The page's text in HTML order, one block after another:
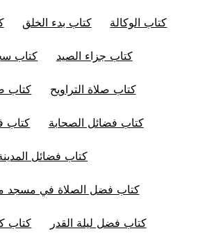
كتاب الوكالة كتاب بدء الخلق
كتاب جزاء الصيد كتاب
كتاب صلاة التراويح كتاب
كتاب فضائل الصحابة كتاب
كتاب فضائل
كتاب فضل الصلاة في مسجد
كتاب فضل ليلة القدر كتاب